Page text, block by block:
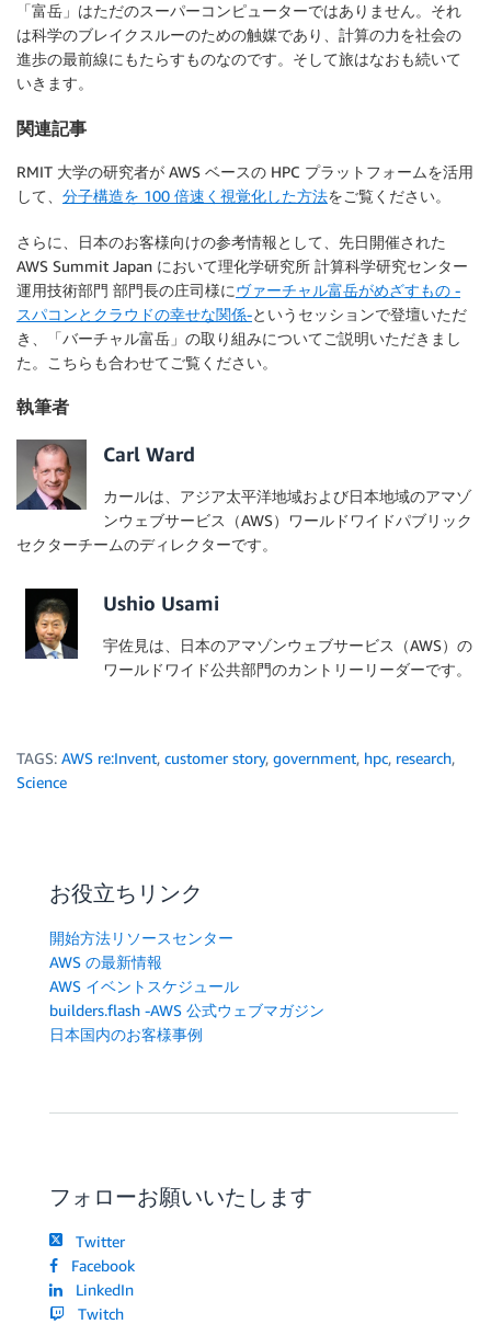
「富岳」はただのスーパーコンピューターではありません。それ
は科学のブレイクスルーのための触媒であり、計算の力を社会の
進歩の最前線にもたらすものなのです。そして旅はなおも続いて
いきます。
関連記事
RMIT 大学の研究者が AWS ベースの HPC プラットフォームを活用
して、 分子構造を 100 倍速く視覚化した方法をご覧ください。
さらに、日本のお客様向けの参考情報として、先日開催された
AWS Summit Japan において理化学研究所 計算科学研究センター
運用技術部門 部門長の庄司様にヴァーチャル富岳がめざすもの -
スパコンとクラウドの幸せな関係-というセッションで登壇いただ
き、「バーチャル富岳」の取り組みについてご説明いただきまし
た。こちらも合わせてご覧ください。
執筆者
Carl Ward
カールは、アジア太平洋地域および日本地域のアマゾ
ンウェブサービス（AWS）ワールドワイドパブリック
セクターチームのディレクターです。
Ushio Usami
宇佐見は、日本のアマゾンウェブサービス（AWS）の
ワールドワイド公共部門のカントリーリーダーです。
TAGS: AWS re:Invent, customer story, government, hpc, research,
Science
お役立ちリンク
開始方法リソースセンター
AWS の最新情報
AWS イベントスケジュール
builders.flash -AWS 公式ウェブマガジン
日本国内のお客様事例
フォローお願いいたします
Twitter
Facebook
LinkedIn
Twitch